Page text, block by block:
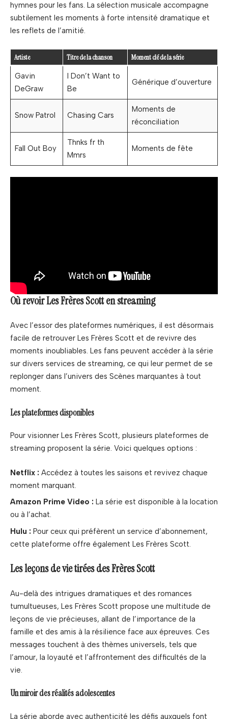
hymnes pour les fans. La sélection musicale accompagne
subtilement les moments à forte intensité dramatique et
les reflets de l’amitié.
Artiste Titre de la chanson Moment clé de la série
Gavin
DeGraw
I Don’t Want to
Be
Générique d’ouverture
Snow Patrol Chasing Cars
Moments de
réconciliation
Fall Out Boy
Thnks fr th
Mmrs
Moments de fête
Où revoir Les Frères Scott en streaming
Avec l’essor des plateformes numériques, il est désormais
facile de retrouver Les Frères Scott et de revivre des
moments inoubliables. Les fans peuvent accéder à la série
sur divers services de streaming, ce qui leur permet de se
replonger dans l’univers des Scènes marquantes à tout
moment.
Les plateformes disponibles
Pour visionner Les Frères Scott, plusieurs plateformes de
streaming proposent la série. Voici quelques options :
Netflix : Accédez à toutes les saisons et revivez chaque
moment marquant.
Amazon Prime Video : La série est disponible à la location
ou à l’achat.
Hulu : Pour ceux qui préfèrent un service d’abonnement,
cette plateforme offre également Les Frères Scott.
Les leçons de vie tirées des Frères Scott
Au-delà des intrigues dramatiques et des romances
tumultueuses, Les Frères Scott propose une multitude de
leçons de vie précieuses, allant de l’importance de la
famille et des amis à la résilience face aux épreuves. Ces
messages touchent à des thèmes universels, tels que
l’amour, la loyauté et l’affrontement des difficultés de la
vie.
Un miroir des réalités adolescentes
La série aborde avec authenticité les défis auxquels font